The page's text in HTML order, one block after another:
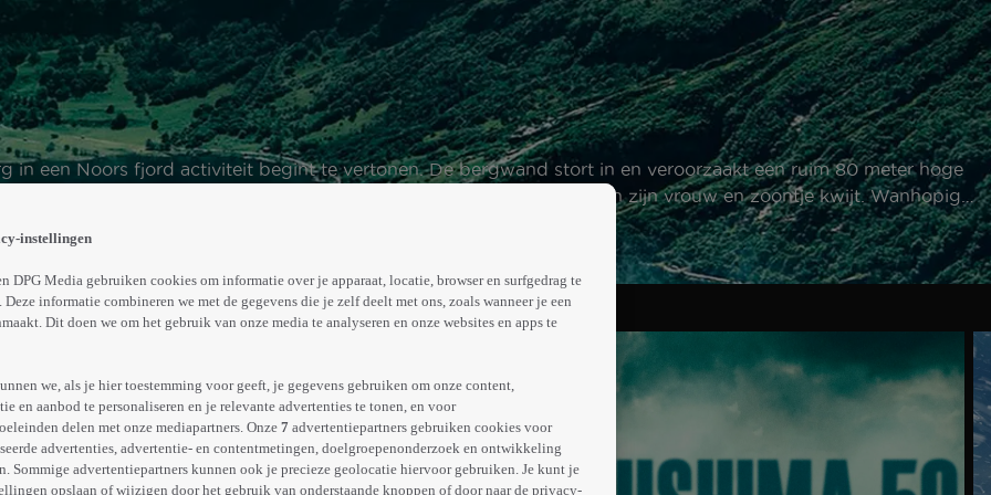
in een Noors fjord activiteit begint te vertonen. De bergwand stort in en veroorzaakt een ruim 80 meter hoge
10 minuten de tijd om zichzelf te redden. In de chaos raakt Kristian zijn vrouw en zoontje kwijt. Wanhopig
instellingen
DPG Media gebruiken cookies om informatie over je apparaat, locatie, browser en surfgedrag te
Deze informatie combineren we met de gegevens die je zelf deelt met ons, zoals wanneer je een
Dit doen we om het gebruik van onze media te analyseren en onze websites en apps te
we, als je hier toestemming voor geeft, je gegevens gebruiken om onze content,
en aanbod te personaliseren en je relevante advertenties te tonen, en voor
delen met onze mediapartners. Onze 7 advertentiepartners gebruiken cookies voor
advertenties, advertentie- en contentmetingen, doelgroepenonderzoek en ontwikkeling
Sommige advertentiepartners kunnen ook je precieze geolocatie hiervoor gebruiken. Je kunt je
opslaan of wijzigen door het gebruik van onderstaande knoppen of door naar de privacy-